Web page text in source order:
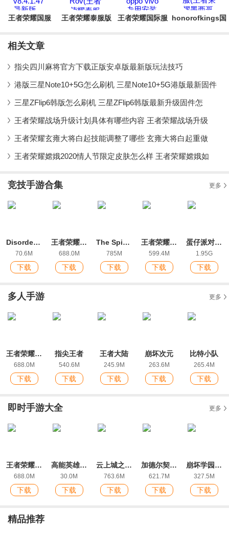
王者荣耀国服
王者荣耀泰服版
王者荣耀国际服
honorofkings国
相关文章
指尖四川麻将官方下载正版安卓版最新版玩法技巧
港版三星Note10+5G怎么刷机 三星Note10+5G港版最新固件
三星ZFlip6韩版怎么刷机 三星ZFlip6韩版最新升级固件怎
王者荣耀战场升级计划具体有哪些内容 王者荣耀战场升级
王者荣耀玄雍大将白起技能调整了哪些 玄雍大将白起重做
王者荣耀嫦娥2020情人节限定皮肤怎么样 王者荣耀嫦娥如
竞技手游合集 更多
Disorder国际服新版本
70.6M
下载
王者荣耀前瞻版最新版本
688.0M
下载
The Spike官方正式版
785M
下载
王者荣耀国际版(Honor of Kings)
599.4M
下载
蛋仔派对手游最新版
1.95G
下载
多人手游 更多
王者荣耀前瞻版最新版本
688.0M
下载
指尖王者
540.6M
下载
王者大陆
245.9M
下载
崩坏次元
263.6M
下载
比特小队
265.4M
下载
即时手游大全 更多
王者荣耀前瞻版最新版本
688.0M
下载
高能英雄官方正版
30.0M
下载
云上城之歌雷电版
763.6M
下载
加德尔契约官方版
621.7M
下载
崩坏学园2九游版
327.5M
下载
精品推荐